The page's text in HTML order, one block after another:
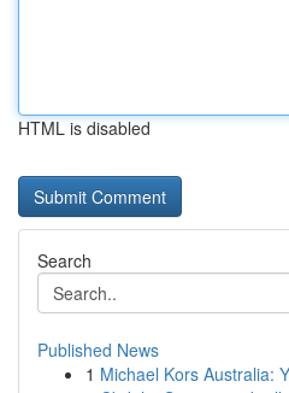
HTML is disabled
Search
Published News
1 Michael Kors Australia: